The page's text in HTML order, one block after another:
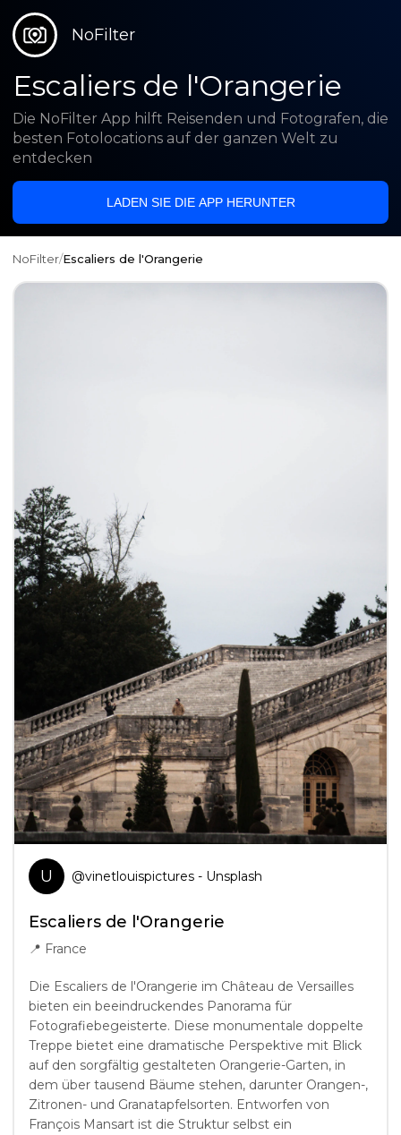
NoFilter
Escaliers de l'Orangerie
Die NoFilter App hilft Reisenden und Fotografen, die
besten Fotolocations auf der ganzen Welt zu
entdecken
LADEN SIE DIE APP HERUNTER
NoFilter/Escaliers de l'Orangerie
U @vinetlouispictures- Unsplash
Escaliers de l'Orangerie
📍 France
Die Escaliers de l'Orangerie im Château de Versailles
bieten ein beeindruckendes Panorama für
Fotografiebegeisterte. Diese monumentale doppelte
Treppe bietet eine dramatische Perspektive mit Blick
auf den sorgfältig gestalteten Orangerie-Garten, in
dem über tausend Bäume stehen, darunter Orangen-,
Zitronen- und Granatapfelsorten. Entworfen von
François Mansart ist die Struktur selbst ein